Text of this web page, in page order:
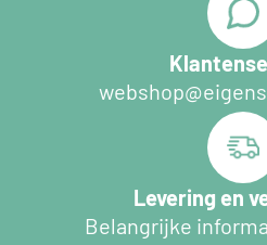
Levering en
Belangrijke